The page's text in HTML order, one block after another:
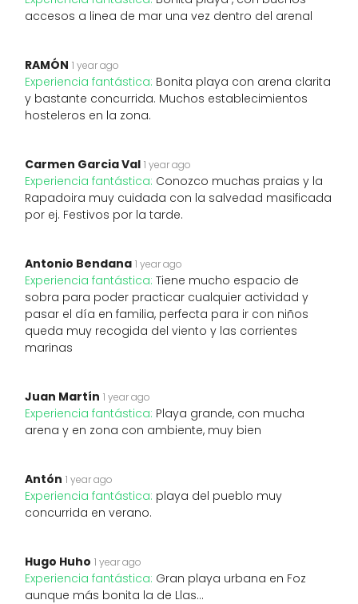
accesos a linea de mar una vez dentro del arenal
RAMÓN 1 year ago
Experiencia fantástica: Bonita playa con arena clarita
y bastante concurrida. Muchos establecimientos
hosteleros en la zona.
Carmen Garcia Val 1 year ago
Experiencia fantástica: Conozco muchas praias y la
Rapadoira muy cuidada con la salvedad masificada
por ej. Festivos por la tarde.
Antonio Bendana 1 year ago
Experiencia fantástica: Tiene mucho espacio de
sobra para poder practicar cualquier actividad y
pasar el día en familia, perfecta para ir con niños
queda muy recogida del viento y las corrientes
marinas
Juan Martín 1 year ago
Experiencia fantástica: Playa grande, con mucha
arena y en zona con ambiente, muy bien
Antón 1 year ago
Experiencia fantástica: playa del pueblo muy
concurrida en verano.
Hugo Huho 1 year ago
Experiencia fantástica: Gran playa urbana en Foz
aunque más bonita la de Llas…